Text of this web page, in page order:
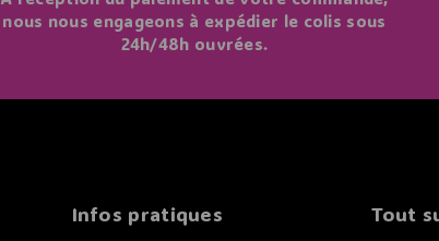
nous nous engageons à expédier le colis sous
24h/48h ouvrées.
Infos pratiques Tout